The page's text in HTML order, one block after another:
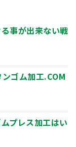
事が出来ない戦
ゴム加工.COM
プレス加工はい